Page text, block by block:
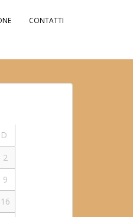
CONTATTI
D
2
9
16